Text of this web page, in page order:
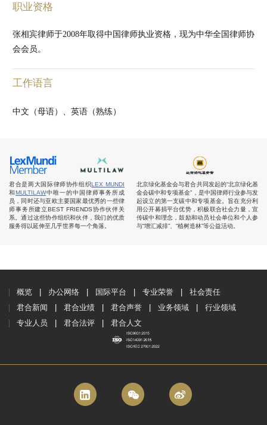
职业资格
张相宾律师于2008年取得中国律师执业资格，现为中华全国律师协
会会员。
工作语言
中文（母语）、英语（熟练）
君合是两大国际律师协作组织LEX MUNDI
和MULTILAW中唯一的中国律师事务所成
员，同时还与亚欧主要国家最优秀的一些律
师事务所建立BEST FRIENDS协作伙伴关
系。通过这些协作组织和伙伴，我们的优质
服务得以延伸至几乎世界每一个角落。
北京绿化基金会与君合共同发起的“北京绿化基
金会碳中和专项基金”，是中国律师行业参与发
起设立的第一支碳中和专项基金。旨在充分利
用公开募捐平台优势，积极联合社会力量，宣
传碳中和理念，鼓励和动员社会单位和个人参
与“增汇减排”、“植树造林”等公益活动。
概览 办公网络 国际平台 专业荣誉
社会责任
君合新闻
君合业绩 君合声誉 业务领域
行业领域
专业人员
君合法评 君合人文